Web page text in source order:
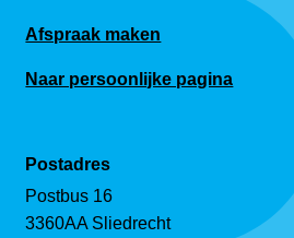
Afspraak maken
Naar persoonlijke pagina
Postadres
Postbus 16
3360AA Sliedrecht